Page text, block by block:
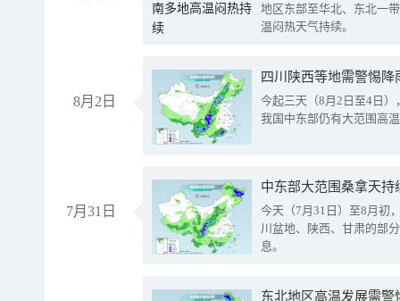
地区东部至华北、东北一
温闷热天气持续。
8月2日
今起三天（8月2日至4日
我国中东部仍有大范围高
7月31日
中东部大范围桑拿天
今天（7月31日）至8月初
川盆地、陕西、甘肃的部
息。
东北地区高温发展需